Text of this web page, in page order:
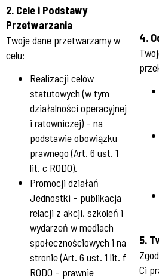
2. Cele i Podstawy
Przetwarzania
Twoje dane przetwarzamy w
celu:
Realizacji celów
statutowych (w tym
działalności operacyjnej
i ratowniczej) – na
podstawie obowiązku
prawnego (Art. 6 ust. 1
lit. c RODO).
Promocji działań
Jednostki – publikacja
relacji z akcji, szkoleń i
wydarzeń w mediach
społecznościowych i na
stronie (Art. 6 ust. 1 lit. f
RODO – prawnie
4.
5.
Ci